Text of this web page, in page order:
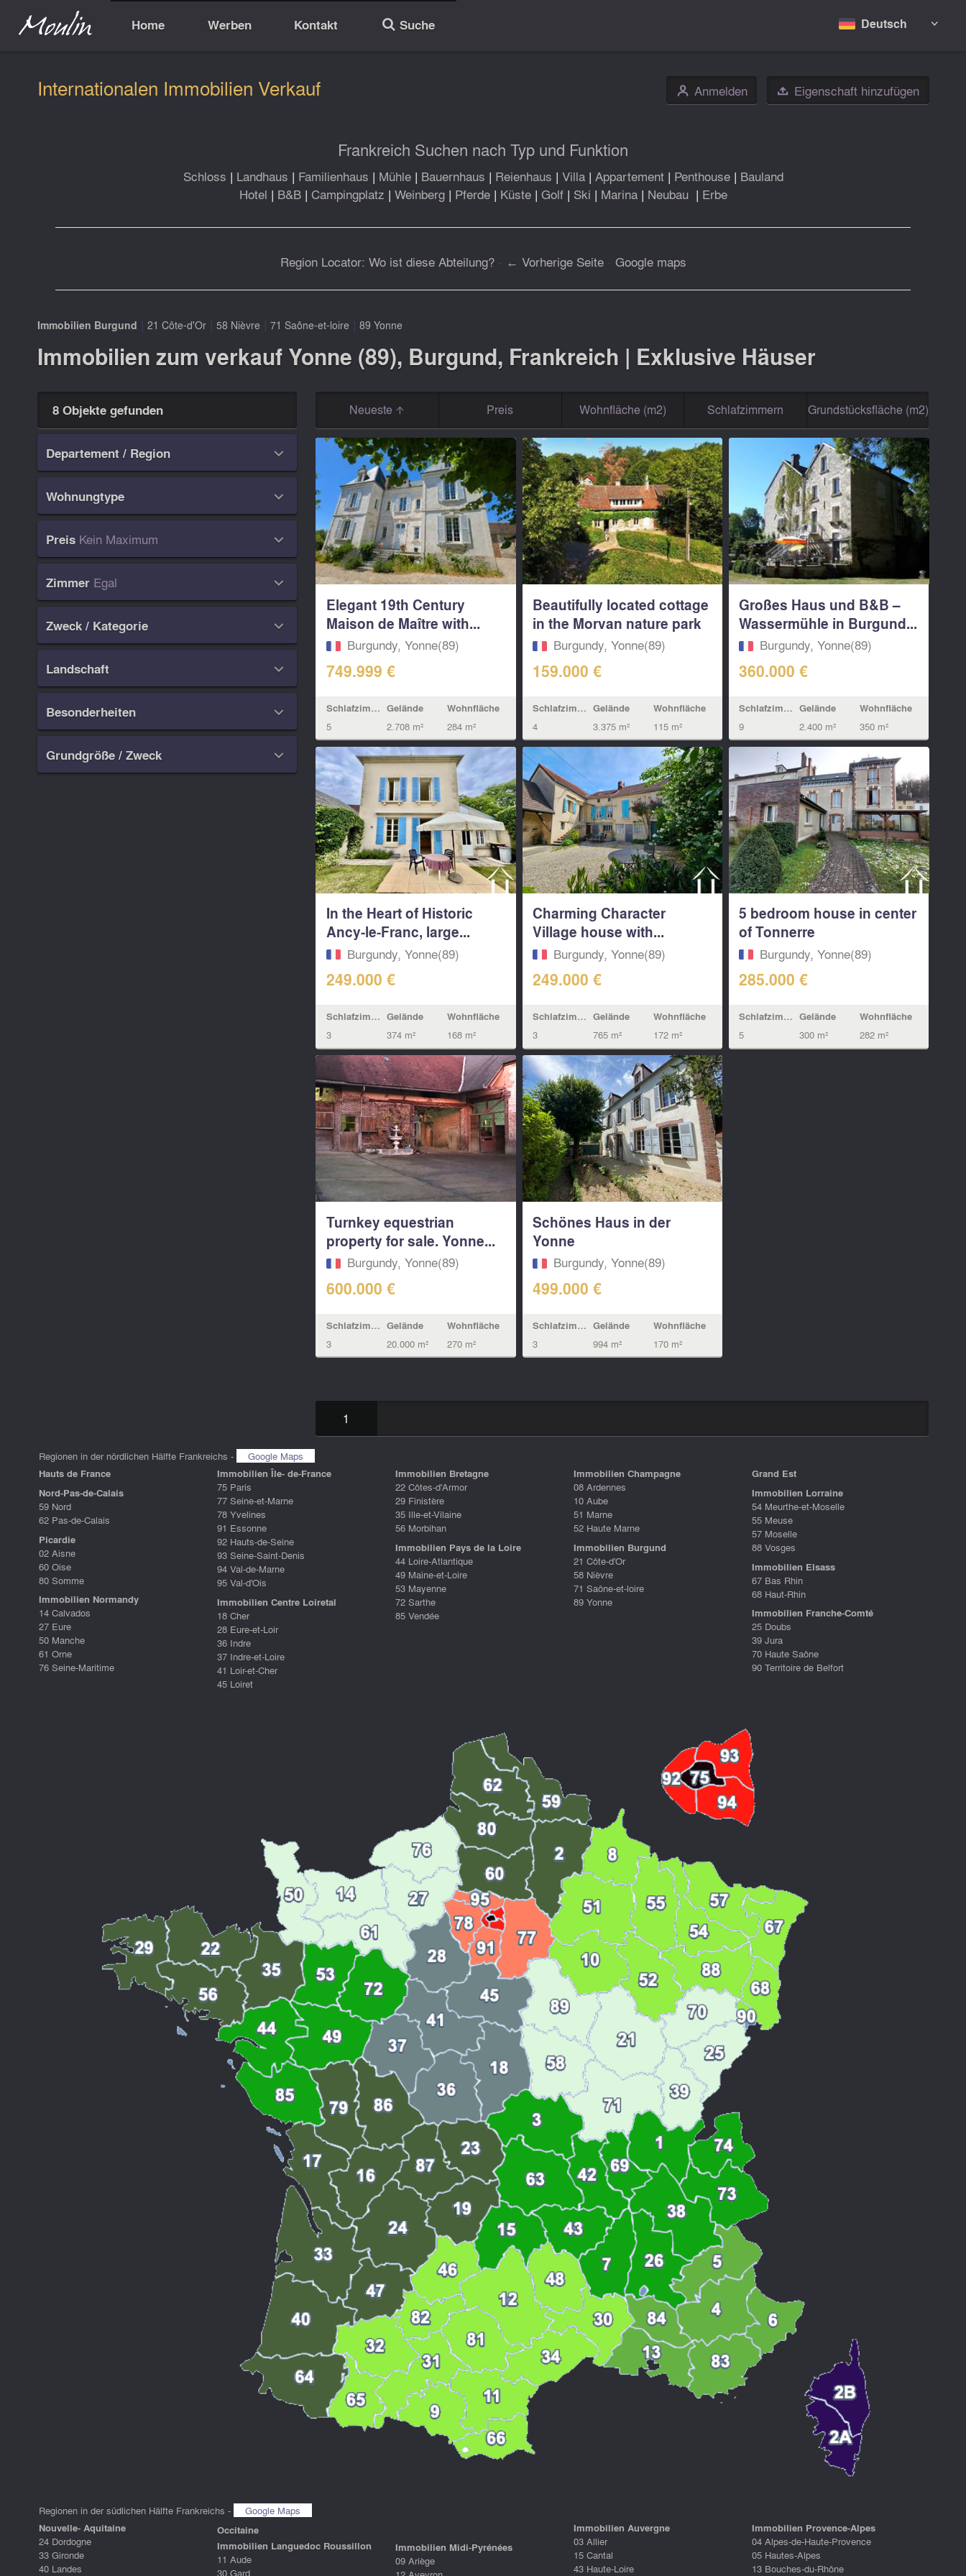
Home Werben Kontakt 🔎 Suche Deutsch 
Internationalen Immobilien Verkauf 👤 Anmelden  Eigenschaft hinzufügen
Frankreich Suchen nach Typ und Funktion
Schloss | Landhaus | Familienhaus | Mühle| Bauernhaus | Reienhaus | Villa| Appartement| Penthouse| Bauland
Hotel | B&B| Campingplatz | Weinberg| Pferde| Küste| Golf| Ski | Marina| Neubau | Erbe
Region Locator: Wo ist diese Abteilung?- ← Vorherige Seite- Google maps
Immobilien Burgund | 21 Côte-d'Or| 58 Nièvre | 71 Saône-et-loire | 89 Yonne
Immobilien zum verkauf Yonne (89), Burgund, Frankreich | Exklusive Häuser
8 Objekte gefunden
Departement / Region 
Wohnungtype 
Preis Kein Maximum 
Zimmer Egal 
Zweck / Kategorie 
Landschaft 
Besonderheiten 
Grundgröße / Zweck 
Neueste Preis Wohnfläche (m2) Schlafzimmern Grundstücksfläche (m2)
Elegant 19th Century
Maison de Maître with...
Burgundy, Yonne(89)
749.999 €
Schlafzimmern
5
Gelände
2.708 m²
Wohnfläche
284 m²
Beautifully located cottage
in the Morvan nature park
Burgundy, Yonne(89)
159.000 €
Schlafzimmern
4
Gelände
3.375 m²
Wohnfläche
115 m²
Großes Haus und B&B –
Wassermühle in Burgund...
Burgundy, Yonne(89)
360.000 €
Schlafzimmern
9
Gelände
2.400 m²
Wohnfläche
350 m²
In the Heart of Historic
Ancy-le-Franc, large...
Burgundy, Yonne(89)
249.000 €
Schlafzimmern
3
Gelände
374 m²
Wohnfläche
168 m²
Charming Character
Village house with...
Burgundy, Yonne(89)
249.000 €
Schlafzimmern
3
Gelände
765 m²
Wohnfläche
172 m²
5 bedroom house in center
of Tonnerre
Burgundy, Yonne(89)
285.000 €
Schlafzimmern
5
Gelände
300 m²
Wohnfläche
282 m²
Turnkey equestrian
property for sale. Yonne...
Burgundy, Yonne(89)
600.000 €
Schlafzimmern
3
Gelände
20.000 m²
Wohnfläche
270 m²
Schönes Haus in der
Yonne
Burgundy, Yonne(89)
499.000 €
Schlafzimmern
3
Gelände
994 m²
Wohnfläche
170 m²
1
Regionen in der nördlichen Hälfte Frankreichs -
Google Maps
Hauts de France
Nord-Pas-de-Calais
59 Nord
62 Pas-de-Calais
Picardie
02 Aisne
60 Oise
80 Somme
Immobilien Normandy
14 Calvados
27 Eure
50 Manche
61 Orne
76 Seine-Maritime
Immobilien Île- de-France
75 Paris
77 Seine-et-Marne
78 Yvelines
91 Essonne
92 Hauts-de-Seine
93 Seine-Saint-Denis
94 Val-de-Marne
95 Val-d'Ois
Immobilien Centre Loiretal
18 Cher
28 Eure-et-Loir
36 Indre
37 Indre-et-Loire
41 Loir-et-Cher
45 Loiret
Immobilien Bretagne
22 Côtes-d'Armor
29 Finistère
35 Ille-et-Vilaine
56 Morbihan
Immobilien Pays de la Loire
44 Loire-Atlantique
49 Maine-et-Loire
53 Mayenne
72 Sarthe
85 Vendée
Immobilien Champagne
08 Ardennes
10 Aube
51 Marne
52 Haute Marne
Immobilien Burgund
21 Côte-d'Or
58 Nièvre
71 Saône-et-loire
89 Yonne
Grand Est
Immobilien Lorraine
54 Meurthe-et-Moselle
55 Meuse
57 Moselle
88 Vosges
Immobilien Elsass
67 Bas Rhin
68 Haut-Rhin
Immobilien Franche-Comté
25 Doubs
39 Jura
70 Haute Saône
90 Territoire de Belfort
Regionen in der südlichen Hälfte Frankreichs -
Google Maps
Nouvelle- Aquitaine
24 Dordogne
33 Gironde
40 Landes
Occitaine
Immobilien Languedoc Roussillon
11 Aude
30 Gard
Immobilien Midi-Pyrénées
09 Ariège
Immobilien Auvergne
03 Allier
15 Cantal
43 Haute-Loire
Immobilien Provence-Alpes
04 Alpes-de-Haute-Provence
05 Hautes-Alpes
13 Bouches-du-Rhône